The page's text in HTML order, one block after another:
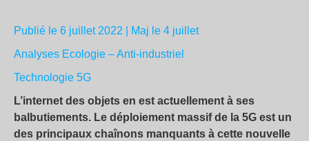
Publié le 6 juillet 2022
| Maj le 4 juillet
Analyses Ecologie – Anti-industriel
Technologie 5G
L’internet des objets en est actuellement à ses
balbutiements. Le déploiement massif de la 5G est un
des principaux chaînons manquants à cette nouvelle